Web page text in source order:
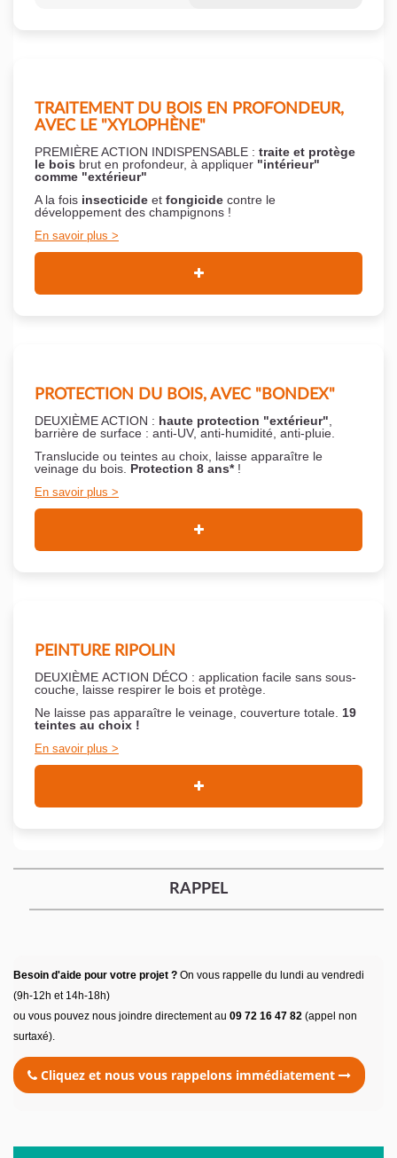
TRAITEMENT DU BOIS EN PROFONDEUR,
AVEC LE "XYLOPHÈNE"
PREMIÈRE ACTION INDISPENSABLE : traite et protège
le bois brut en profondeur, à appliquer "intérieur"
comme "extérieur"
A la fois insecticide et fongicide contre le
développement des champignons !
En savoir plus
PROTECTION DU BOIS, AVEC "BONDEX"
DEUXIÈME ACTION : haute protection "extérieur"
barrière de surface : anti-UV, anti-humidité, anti-pluie.
Translucide ou teintes au choix, laisse apparaître le
veinage du bois. Protection 8 ans*!
En savoir plus
PEINTURE RIPOLIN
DEUXIÈME ACTION DÉCO : application facile sans sous-
couche, laisse respirer le bois et protège.
Ne laisse pas apparaître le veinage, couverture totale. 19
teintes au choix !
En savoir plus
RAPPEL
Besoin d'aide pour votre projet ? On vous rappelle du lundi au vendredi
(9h-12h et 14h-18h)
ou vous pouvez nous joindre directement au 09 72 16 47 82 (appel non
surtaxé).
Cliquez et nous vous rappelons immédiatement